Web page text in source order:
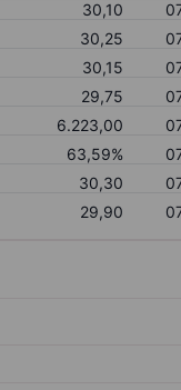
30,10
30,25
30,15
29,75
6.223,00
63,59%
30,30
29,90